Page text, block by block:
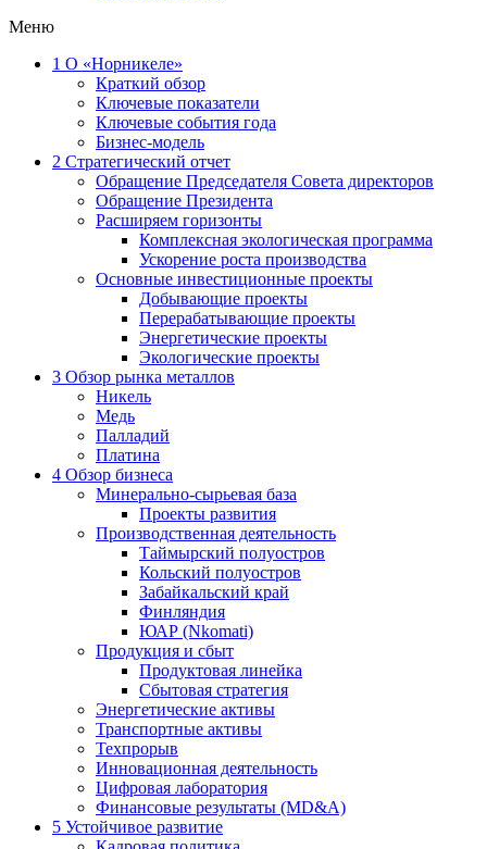
Меню
1 О «Норникеле»
Краткий обзор
Ключевые показатели
Ключевые события года
Бизнес-модель
2 Стратегический отчет
Обращение Председателя Совета директоров
Обращение Президента
Расширяем горизонты
Комплексная экологическая программа
Ускорение роста производства
Основные инвестиционные проекты
Добывающие проекты
Перерабатывающие проекты
Энергетические проекты
Экологические проекты
3 Обзор рынка металлов
Никель
Медь
Палладий
Платина
4 Обзор бизнеса
Минерально-сырьевая база
Проекты развития
Производственная деятельность
Таймырский полуостров
Кольский полуостров
Забайкальский край
Финляндия
ЮАР (Nkomati)
Продукция и сбыт
Продуктовая линейка
Сбытовая стратегия
Энергетические активы
Транспортные активы
Техпрорыв
Инновационная деятельность
Цифровая лаборатория
Финансовые результаты (MD&A)
5 Устойчивое развитие